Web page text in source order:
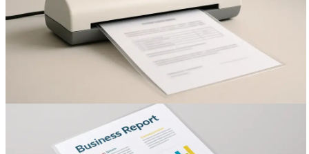
Вакансии
О компании
Написать директору
Франшиза